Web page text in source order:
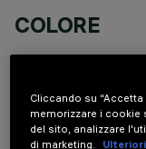
COLORE
Cliccando su
memorizzare i cookie
del sito, analizzare
di marketing.